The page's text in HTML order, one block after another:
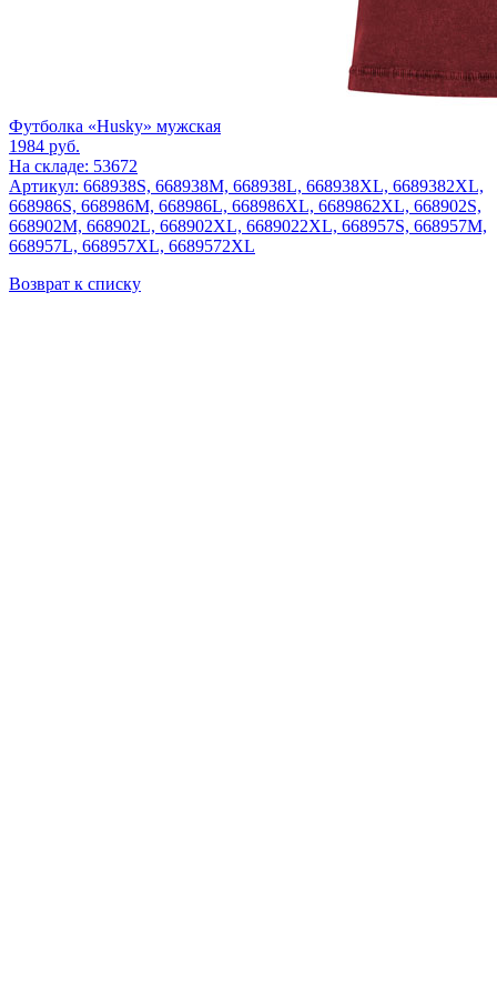
Футболка «Husky» мужская
1984 руб.
На складе: 53672
Артикул: 668938S, 668938M, 668938L, 668938XL, 6689382XL,
668986S, 668986M, 668986L, 668986XL, 6689862XL, 668902S,
668902M, 668902L, 668902XL, 6689022XL, 668957S, 668957M,
668957L, 668957XL, 6689572XL
Возврат к списку